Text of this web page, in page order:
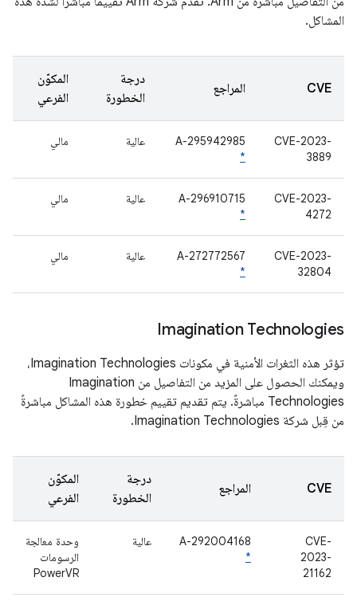
المشاكل.
CVE المراجع
درجة
الخطورة
المكوّن
الفرعي
CVE-2023-
3889
A-295942985
*
عالية مالي
CVE-2023-
4272
A-296910715
*
عالية مالي
CVE-2023-
32804
A-272772567
*
عالية مالي
Imagination Technologies
تؤثر هذه الثغرات الأمنية في مكونات Imagination Technologies،
ويمكنك الحصول على المزيد من التفاصيل من Imagination
Technologies مباشرةً. يتم تقديم تقييم خطورة هذه المشاكل مباشرةً
من قِبل شركة Imagination Technologies.
CVE المراجع
درجة
الخطورة
المكوّن
الفرعي
CVE-
2023-
21162
A-292004168
*
عالية
وحدة معالجة
الرسومات
PowerVR